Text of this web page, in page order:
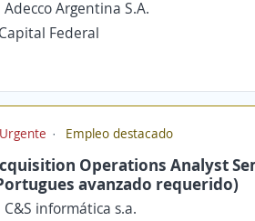
Adecco Argentina S.A.
Federal
Empleo destacado
Operations Analyst
avanzado requerido)
C&S informática s.a.